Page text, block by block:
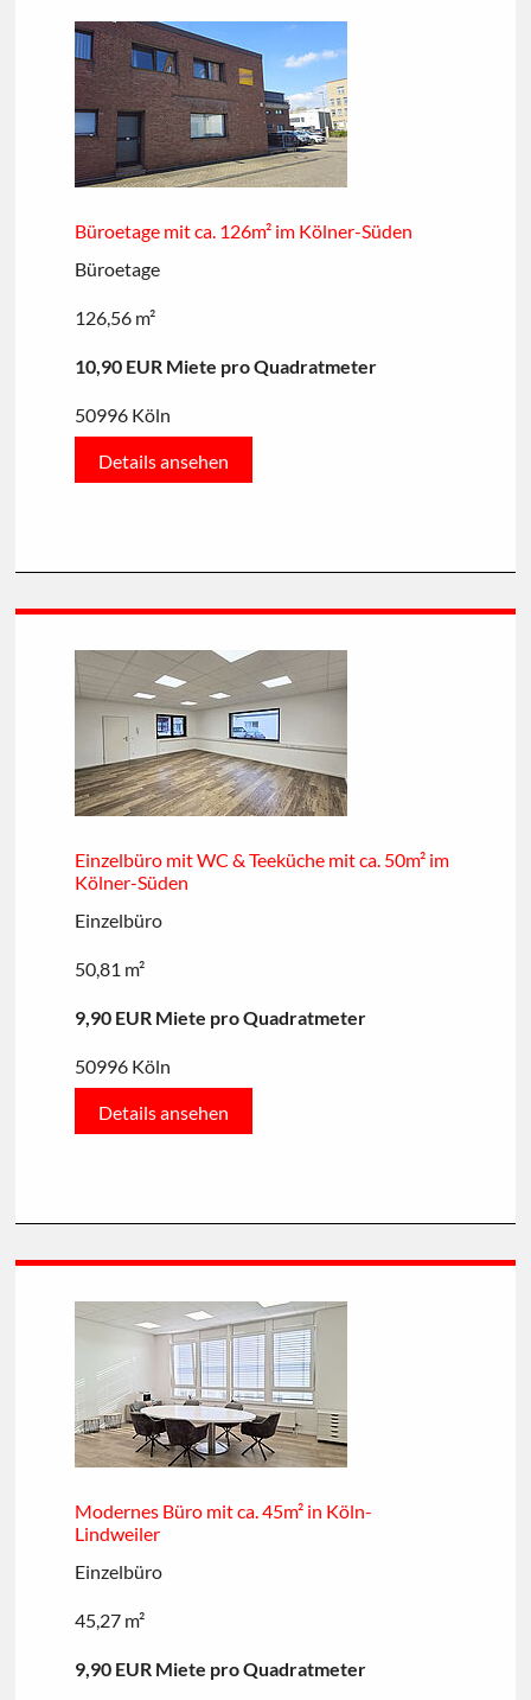
Büroetage mit ca. 126m² im Kölner-Süden
Büroetage
126,56 m²
10,90 EUR Miete pro Quadratmeter
50996 Köln
Details ansehen
Einzelbüro mit WC & Teeküche mit ca. 50m² im
Kölner-Süden
Einzelbüro
50,81 m²
9,90 EUR Miete pro Quadratmeter
50996 Köln
Details ansehen
Modernes Büro mit ca. 45m² in Köln-
Lindweiler
Einzelbüro
45,27 m²
9,90 EUR Miete pro Quadratmeter